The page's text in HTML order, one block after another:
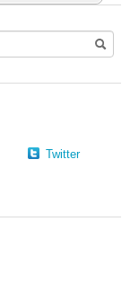
Twitter